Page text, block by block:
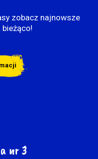
zobacz najnowsze
bieżąco!
nr 3